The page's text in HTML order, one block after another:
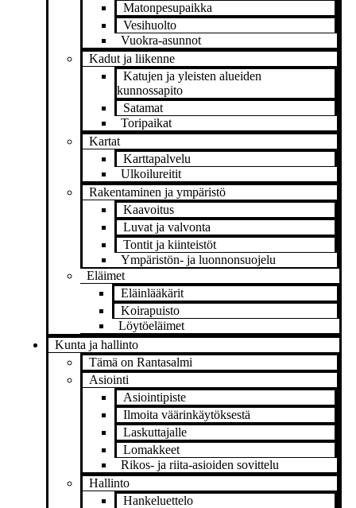
Matonpesupaikka
Vesihuolto
Vuokra-asunnot
Kadut ja liikenne
Katujen ja yleisten alueiden
kunnossapito
Satamat
Toripaikat
Kartat
Karttapalvelu
Ulkoilureitit
Rakentaminen ja ympäristö
Kaavoitus
Luvat ja valvonta
Tontit ja kiinteistöt
Ympäristön- ja luonnonsuojelu
Eläimet
Eläinlääkärit
Koirapuisto
Löytöeläimet
Kunta ja hallinto
Tämä on Rantasalmi
Asiointi
Asiointipiste
Ilmoita väärinkäytöksestä
Laskuttajalle
Lomakkeet
Rikos- ja riita-asioiden sovittelu
Hallinto
Hankeluettelo